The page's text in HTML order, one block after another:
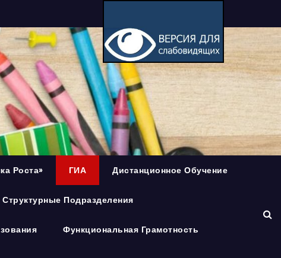
Роста» ГИА Дистанционное Обучение
Структурные Подразделения
Функциональная Грамотность